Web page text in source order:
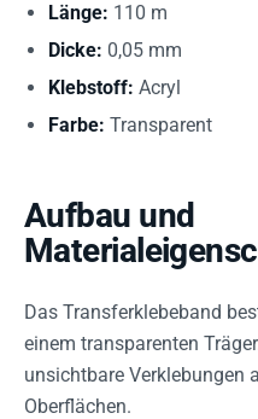
Länge: 110 m
Dicke: 0,05 mm
Klebstoff: Acryl
Farbe: Transparent
Aufbau und
Das Transferklebeband
einem transparenten
unsichtbare Verklebungen
Oberflächen.